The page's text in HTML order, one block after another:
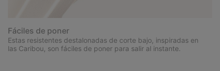
Fáciles de poner
Estas resistentes destalonadas de corte bajo, inspiradas en
las Caribou, son fáciles de poner para salir al instante.